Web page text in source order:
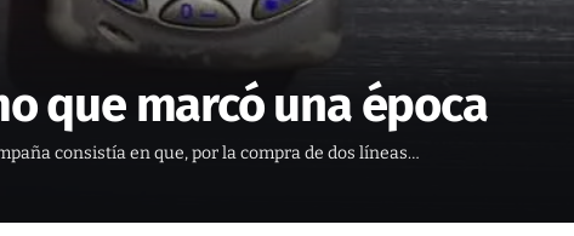
que marcó una época
consistía en que, por la compra de dos líneas…